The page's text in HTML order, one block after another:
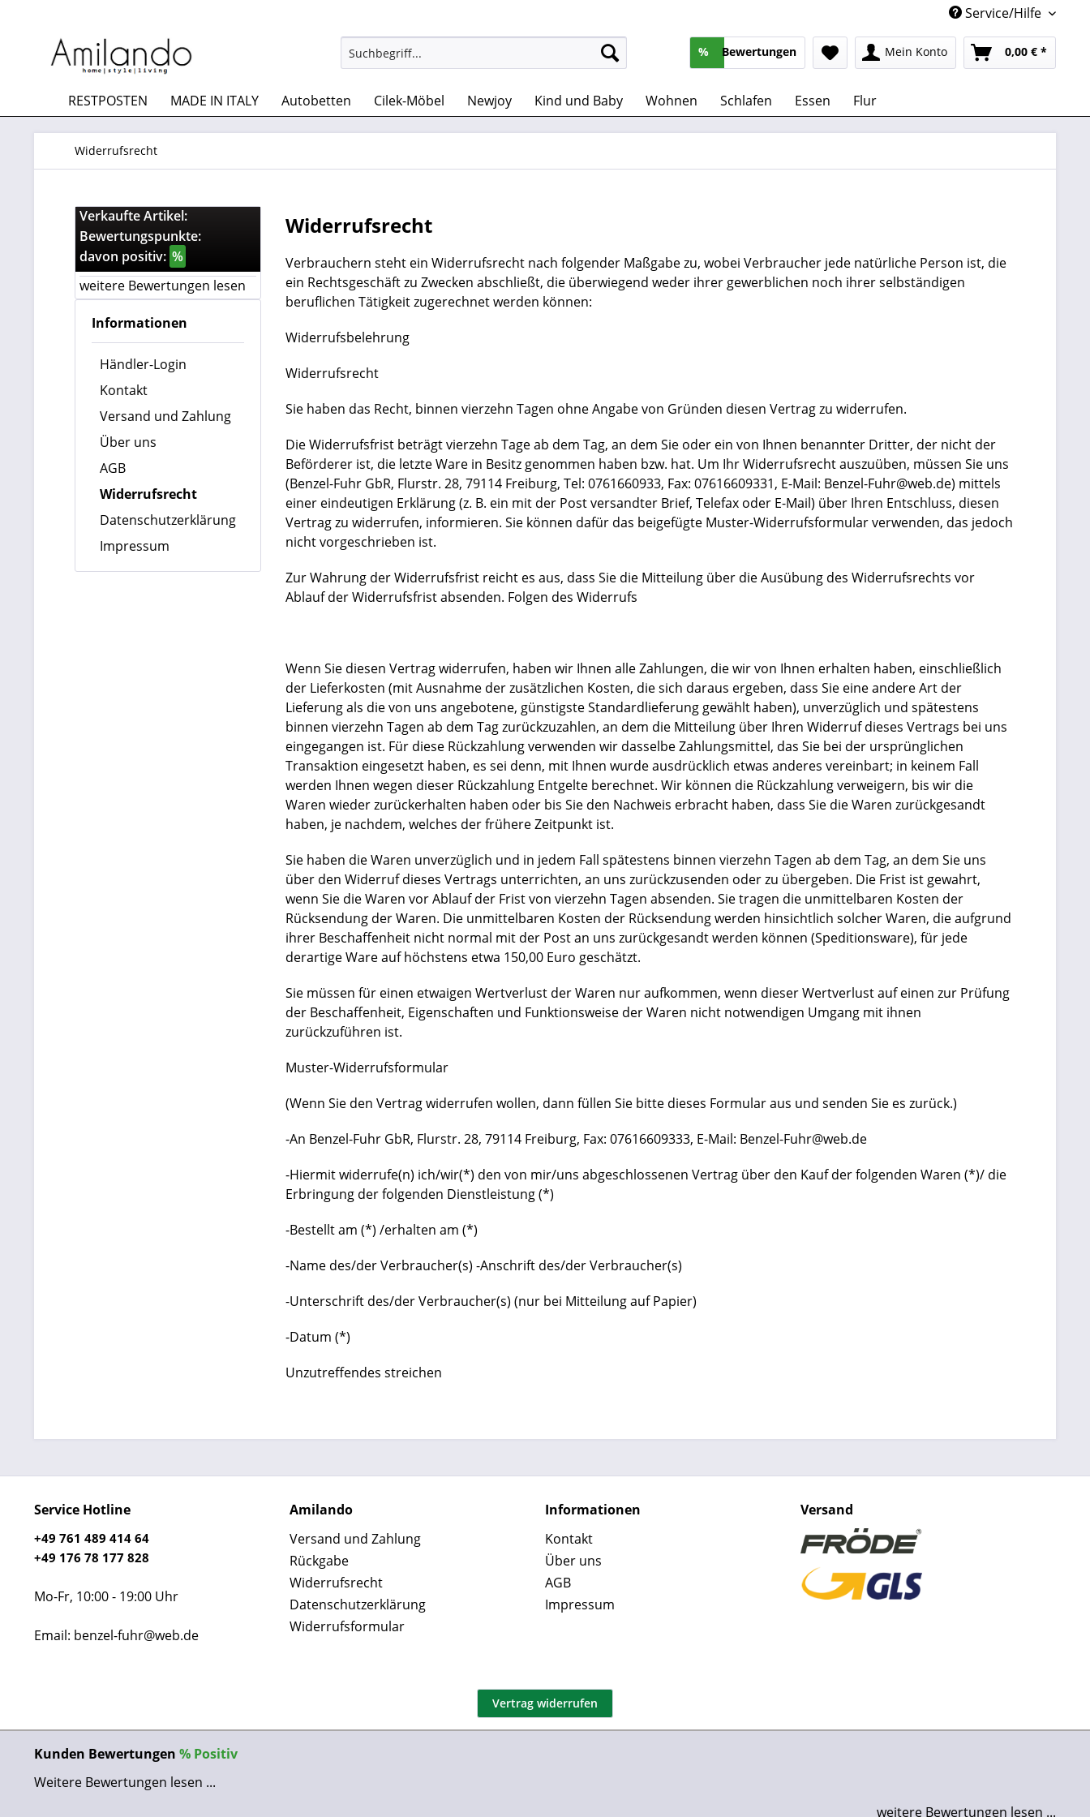
Service/Hilfe
% Bewertungen Mein Konto 0,00 € *
RESTPOSTEN MADE IN ITALY Autobetten Cilek-Möbel Newjoy Kind und Baby Wohnen Schlafen Essen Flur
Widerrufsrecht
Verkaufte Artikel:
Bewertungspunkte:
davon positiv: %
weitere Bewertungen lesen
Informationen
Händler-Login
Kontakt
Versand und Zahlung
Über uns
AGB
Widerrufsrecht
Datenschutzerklärung
Impressum
Widerrufsrecht
Verbrauchern steht ein Widerrufsrecht nach folgender Maßgabe zu, wobei Verbraucher jede natürliche Person ist, die
ein Rechtsgeschäft zu Zwecken abschließt, die überwiegend weder ihrer gewerblichen noch ihrer selbständigen
beruflichen Tätigkeit zugerechnet werden können:
Widerrufsbelehrung
Widerrufsrecht
Sie haben das Recht, binnen vierzehn Tagen ohne Angabe von Gründen diesen Vertrag zu widerrufen.
Die Widerrufsfrist beträgt vierzehn Tage ab dem Tag, an dem Sie oder ein von Ihnen benannter Dritter, der nicht der
Beförderer ist, die letzte Ware in Besitz genommen haben bzw. hat. Um Ihr Widerrufsrecht auszuüben, müssen Sie uns
(Benzel-Fuhr GbR, Flurstr. 28, 79114 Freiburg, Tel: 0761660933, Fax: 07616609331, E-Mail: Benzel-Fuhr@web.de) mittels
einer eindeutigen Erklärung (z. B. ein mit der Post versandter Brief, Telefax oder E-Mail) über Ihren Entschluss, diesen
Vertrag zu widerrufen, informieren. Sie können dafür das beigefügte Muster-Widerrufsformular verwenden, das jedoch
nicht vorgeschrieben ist.
Zur Wahrung der Widerrufsfrist reicht es aus, dass Sie die Mitteilung über die Ausübung des Widerrufsrechts vor
Ablauf der Widerrufsfrist absenden. Folgen des Widerrufs
Wenn Sie diesen Vertrag widerrufen, haben wir Ihnen alle Zahlungen, die wir von Ihnen erhalten haben, einschließlich
der Lieferkosten (mit Ausnahme der zusätzlichen Kosten, die sich daraus ergeben, dass Sie eine andere Art der
Lieferung als die von uns angebotene, günstigste Standardlieferung gewählt haben), unverzüglich und spätestens
binnen vierzehn Tagen ab dem Tag zurückzuzahlen, an dem die Mitteilung über Ihren Widerruf dieses Vertrags bei uns
eingegangen ist. Für diese Rückzahlung verwenden wir dasselbe Zahlungsmittel, das Sie bei der ursprünglichen
Transaktion eingesetzt haben, es sei denn, mit Ihnen wurde ausdrücklich etwas anderes vereinbart; in keinem Fall
werden Ihnen wegen dieser Rückzahlung Entgelte berechnet. Wir können die Rückzahlung verweigern, bis wir die
Waren wieder zurückerhalten haben oder bis Sie den Nachweis erbracht haben, dass Sie die Waren zurückgesandt
haben, je nachdem, welches der frühere Zeitpunkt ist.
Sie haben die Waren unverzüglich und in jedem Fall spätestens binnen vierzehn Tagen ab dem Tag, an dem Sie uns
über den Widerruf dieses Vertrags unterrichten, an uns zurückzusenden oder zu übergeben. Die Frist ist gewahrt,
wenn Sie die Waren vor Ablauf der Frist von vierzehn Tagen absenden. Sie tragen die unmittelbaren Kosten der
Rücksendung der Waren. Die unmittelbaren Kosten der Rücksendung werden hinsichtlich solcher Waren, die aufgrund
ihrer Beschaffenheit nicht normal mit der Post an uns zurückgesandt werden können (Speditionsware), für jede
derartige Ware auf höchstens etwa 150,00 Euro geschätzt.
Sie müssen für einen etwaigen Wertverlust der Waren nur aufkommen, wenn dieser Wertverlust auf einen zur Prüfung
der Beschaffenheit, Eigenschaften und Funktionsweise der Waren nicht notwendigen Umgang mit ihnen
zurückzuführen ist.
Muster-Widerrufsformular
(Wenn Sie den Vertrag widerrufen wollen, dann füllen Sie bitte dieses Formular aus und senden Sie es zurück.)
-An Benzel-Fuhr GbR, Flurstr. 28, 79114 Freiburg, Fax: 07616609333, E-Mail: Benzel-Fuhr@web.de
-Hiermit widerrufe(n) ich/wir(*) den von mir/uns abgeschlossenen Vertrag über den Kauf der folgenden Waren (*)/ die
Erbringung der folgenden Dienstleistung (*)
-Bestellt am (*) /erhalten am (*)
-Name des/der Verbraucher(s) -Anschrift des/der Verbraucher(s)
-Unterschrift des/der Verbraucher(s) (nur bei Mitteilung auf Papier)
-Datum (*)
Unzutreffendes streichen
Service Hotline
+49 761 489 414 64
+49 176 78 177 828
Mo-Fr, 10:00 - 19:00 Uhr
Email: benzel-fuhr@web.de
Amilando
Versand und Zahlung
Rückgabe
Widerrufsrecht
Datenschutzerklärung
Widerrufsformular
Informationen
Kontakt
Über uns
AGB
Impressum
Versand
Vertrag widerrufen
Kunden Bewertungen % Positiv
Weitere Bewertungen lesen ...
weitere Bewertungen lesen ...